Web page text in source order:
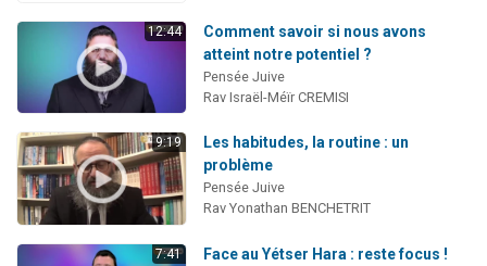
12:44
Comment savoir si nous avons
atteint notre potentiel ?
Pensée Juive
Rav Israël-Méïr CREMISI
9:19
Les habitudes, la routine : un
problème
Pensée Juive
Rav Yonathan BENCHETRIT
7:41 Face au Yétser Hara : reste focus !